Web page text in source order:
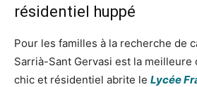
résidentiel huppé
Pour les familles à la recherche de
Sarrià-Sant Gervasi est la
chic et résidentiel abrite le Lycée